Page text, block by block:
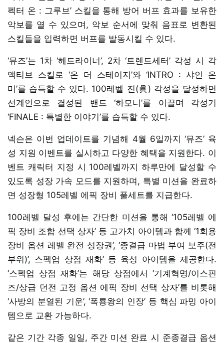
펙터 온 : 그루브’ 스킬을 통해 방어 버프 효과를 보유한
악보를 열 수 있으며, 악보 순서에 맞춰 음표로 변환된
스킬들을 입력하면 버프를 발동시킬 수 있다.
‘뮤즈’는 1차 ‘헤드라이너’, 2차 ‘트렌드세터’ 각성 시 각
액티브 스킬로 ‘온 더 스테이지’와 ‘INTRO : 샤인 온
미’를 습득할 수 있다. 100레벨 진(眞) 각성을 달성하면
선계인으로 결성된 밴드 ‘하모니’를 이끌며 각성기
‘FINALE : 특별한 이야기’를 습득할 수 있다.
넥슨은 이번 업데이트를 기념해 4월 6일까지 ‘뮤즈’ 육
성 지원 이벤트를 실시하고 다양한 혜택을 지원한다. 이
벤트 캐릭터 지정 시 100레벨까지 하루만에 달성할 수
있도록 성장 가속 모드를 지원하며, 특별 미션을 완료하
면 성장형 105레벨 에픽 장비 풀세트를 지급한다.
100레벨 달성 후에는 간단한 미션을 통해 ‘105레벨 에
픽 장비 조합 선택 상자’ 등 고가치 아이템과 함께 ‘1회용
장비 옵션 레벨 완전 성장권’, ‘종결급 마법 부여 보주(전
부위)’, 스펙업 상점 재화’ 등 육성 아이템을 제공한다.
‘스펙업 상점 재화’는 해당 상점에서 ‘기계혁명/이스핀
즈/상급 던전 고정 옵션 에픽 장비 선택 상자’를 비롯해
‘사방의 분열된 기운’, ‘폭룡왕의 인장’ 등 핵심 파밍 아이
템으로 교환 가능하다.
같은 기간 각종 일일, 주간 미션 완료 시 준종결급 옵션